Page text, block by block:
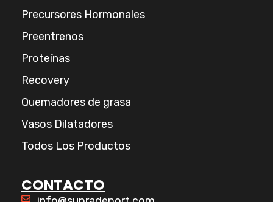
Precursores Hormonales
Preentrenos
Proteínas
Recovery
Quemadores de grasa
Vasos Dilatadores
Todos Los Productos
CONTACTO